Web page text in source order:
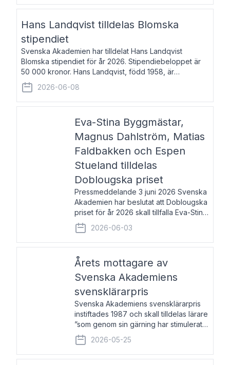
Hans Landqvist tilldelas Blomska
stipendiet
Svenska Akademien har tilldelat Hans Landqvist
Blomska stipendiet för år 2026. Stipendiebeloppet är
50 000 kronor. Hans Landqvist, född 1958, är
professor i svenska vid Göteborgs universitet. Han
disputerade år 2000 på avhandlingen Författn
2026-06-08
Eva-Stina Byggmästar,
Magnus Dahlström, Matias
Faldbakken och Espen
Stueland tilldelas
Doblougska priset
Pressmeddelande 3 juni 2026 Svenska
Akademien har beslutat att Doblougska
priset för år 2026 skall tillfalla Eva-Stina
Byggmästar, Magnus Dahlström, Matias
Faldbakken samt Espen Stueland.
Prisbeloppet är 200 000 svenska
2026-06-03
Årets mottagare av
Svenska Akademiens
svensklärarpris
Svenska Akademiens svensklärarpris
instiftades 1987 och skall tilldelas lärare
”som genom sin gärning har stimulerat
intresset hos unga människor för
svenska språket och litteraturen”.
Prisutdelning och samtal med
2026-05-25